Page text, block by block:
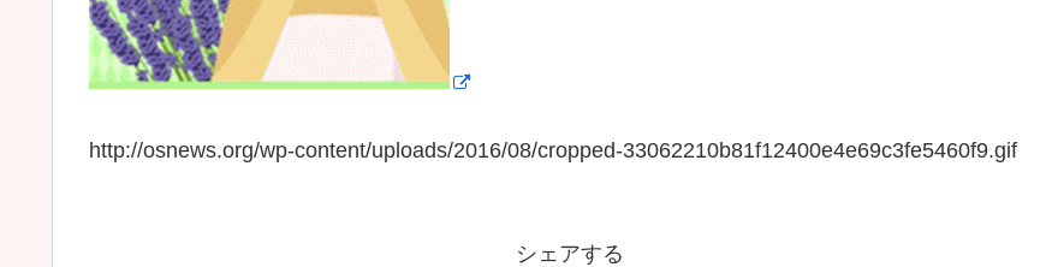
http://osnews.org/wp-content/uploads/2016/08/cropped-33062210b81f12400e4e69c3fe5460f9.gif
シェアする